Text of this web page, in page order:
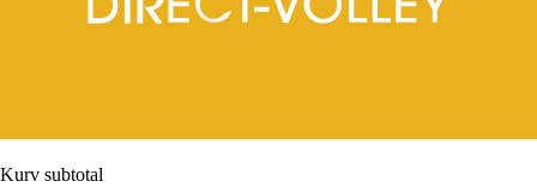
Kurv subtotal